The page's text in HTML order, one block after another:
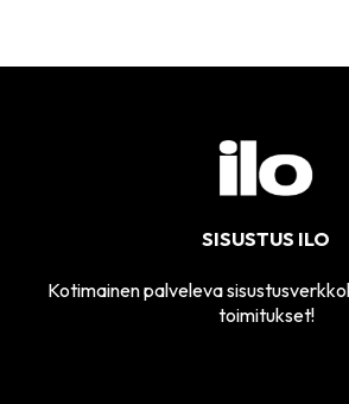
SISUSTUS ILO
Kotimainen palveleva
toimitukset!